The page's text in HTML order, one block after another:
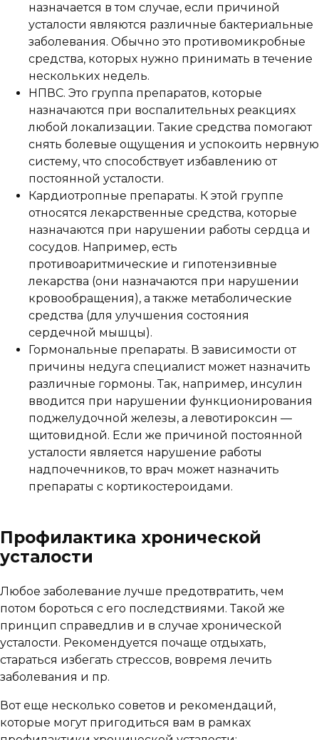
назначается в том случае, если причиной
усталости являются различные бактериальные
заболевания. Обычно это противомикробные
средства, которых нужно принимать в течение
нескольких недель.
НПВС. Это группа препаратов, которые
назначаются при воспалительных реакциях
любой локализации. Такие средства помогают
снять болевые ощущения и успокоить нервную
систему, что способствует избавлению от
постоянной усталости.
Кардиотропные препараты. К этой группе
относятся лекарственные средства, которые
назначаются при нарушении работы сердца и
сосудов. Например, есть
противоаритмические и гипотензивные
лекарства (они назначаются при нарушении
кровообращения), а также метаболические
средства (для улучшения состояния
сердечной мышцы).
Гормональные препараты. В зависимости от
причины недуга специалист может назначить
различные гормоны. Так, например, инсулин
вводится при нарушении функционирования
поджелудочной железы, а левотироксин —
щитовидной. Если же причиной постоянной
усталости является нарушение работы
надпочечников, то врач может назначить
препараты с кортикостероидами.
Профилактика хронической
усталости
Любое заболевание лучше предотвратить, чем
потом бороться с его последствиями. Такой же
принцип справедлив и в случае хронической
усталости. Рекомендуется почаще отдыхать,
стараться избегать стрессов, вовремя лечить
заболевания и пр.
Вот еще несколько советов и рекомендаций,
которые могут пригодиться вам в рамках